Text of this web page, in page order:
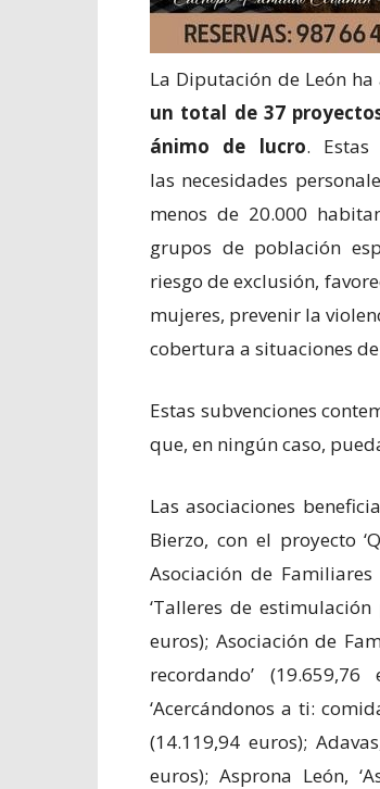
La Diputación de León
un total de 37
ánimo de lucro. Estas
las necesidades
menos de 20.000
grupos de población
riesgo de exclusión,
mujeres, prevenir la
cobertura a situaciones
Estas subvenciones
que, en ningún caso,
Las asociaciones
Bierzo, con el proyecto
Asociación de
‘Talleres de
euros); Asociación de
recordando’
‘Acercándonos a ti:
(14.119,94 euros);
euros); Asprona León,